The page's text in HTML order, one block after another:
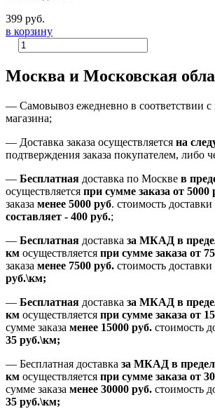
399 руб.
в корзину
Москва и Московская
— Самовывоз ежедневно в соответствии
магазина;
— Доставка заказа осуществляется на
подтверждения заказа покупателем, либо
— Бесплатная доставка по Москве в
осуществляется при сумме заказа от 5000
заказа менее 5000 руб. стоимость доставки
составляет - 400 руб.;
— Бесплатная доставка за МКАД в
км осуществляется при сумме заказа от
заказа менее 7500 руб. стоимость доставки
руб.\км;
— Бесплатная доставка за МКАД в
км осуществляется при сумме заказа от
сумме заказа менее 15000 руб. стоимость
35 руб.\км;
— Бесплатная доставка за МКАД в
км осуществляется при сумме заказа от
сумме заказа менее 30000 руб. стоимость
35 руб.\км;